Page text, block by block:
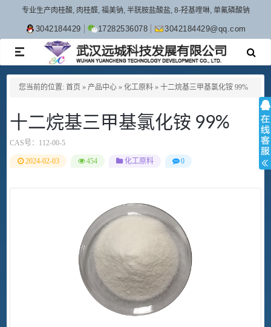
专业生产肉桂酸, 肉桂醛, 福美钠, 半胱胺盐酸盐, 8-羟基喹啉, 单氟磷酸钠
3042184429 17282536078 3042184429@qq.com
TOGGLE
NAVIGATION
您当前的位置: 首页 » 产品中心 » 化工原料 » 十二烷基三甲基氯化铵 99%
十二烷基三甲基氯化铵 99%
CAS号： 112-00-5
2024-02-03 454 化工原料 0